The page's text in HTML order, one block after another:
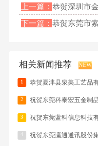
上一篇：恭贺深圳市
下一篇：恭贺东莞市
相关新闻推荐 NEW
1 恭贺夏津县泉美工艺品
2 祝贺东莞科泰宏五金制
3 祝贺东莞蓝科信息科技
4 祝贺东莞瀛通通讯股份